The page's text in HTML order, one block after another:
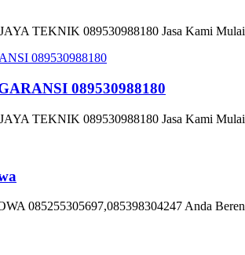
TEKNIK 089530988180 Jasa Kami
089530988180
TEKNIK 089530988180 Jasa Kami
085255305697,085398304247 Anda